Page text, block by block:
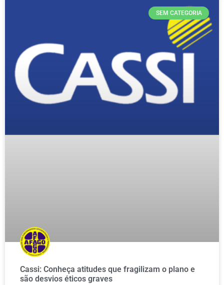
SEM CATEGORIA
Cassi: Conheça atitudes que fragilizam o plano e
são desvios éticos graves